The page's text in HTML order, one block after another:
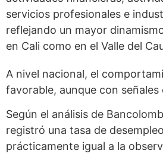
servicios profesionales e
reflejando un mayor
en Cali como en el Valle del
A nivel nacional, el
favorable, aunque con
Según el análisis de
registró una tasa de
prácticamente igual a la